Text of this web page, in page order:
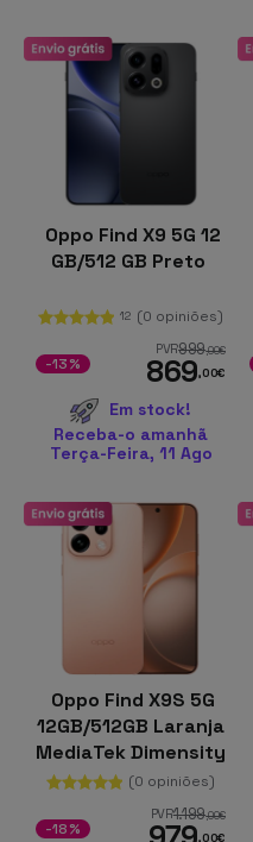
Oppo Find X9 5G 12
GB/512 GB Preto
12 (0 opiniões)
PVR999,00€
869,00€
-13%
Em stock!
Receba-o amanhã
Terça-Feira, 11 Ago
Oppo Find X9S 5G
12GB/512GB Laranja
MediaTek Dimensity
9500 (3 nm)
(0 opiniões)
PVR1.199,00€
,00€
-18%